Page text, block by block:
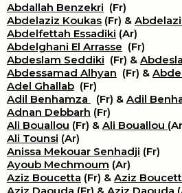
Abdallah Benzekri (Fr)
Abdelaziz Koukas (Fr) &
Abdelfettah Essadiki (Ar)
Abdelghani El Arrasse (Fr)
Abdeslam Seddiki (Fr) &
Abdessamad Alhyan (Fr) &
Adel Ghallab (Fr)
Adil Benhamza
(Fr) & Adil
Adnan Debbarh (Fr)
Ali Bouallou (Fr) & Ali Bouallou
Ali Tounsi (Ar)
Anissa Mekouar Senhadji (Fr)
Ayoub Mechmoum (Ar)
Aziz Boucetta (Fr) & Aziz